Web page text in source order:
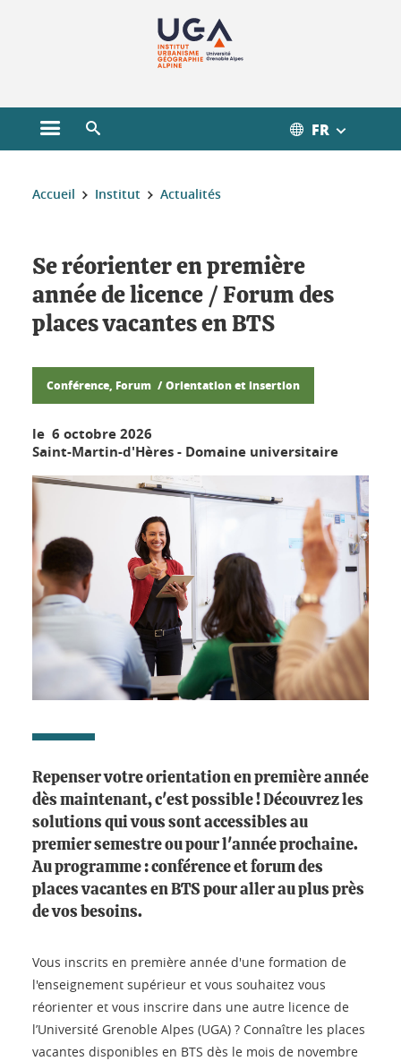
Ouvrir le menu principal FR
Vous êtes ici :
Accueil Institut Actualités
Se réorienter en première
année de licence / Forum des
places vacantes en BTS
Conférence, Forum Orientation et insertion
le 6 octobre 2026
Saint-Martin-d'Hères - Domaine universitaire
Repenser votre orientation en première année
dès maintenant, c'est possible ! Découvrez les
solutions qui vous sont accessibles au
premier semestre ou pour l'année prochaine.
Au programme : conférence et forum des
places vacantes en BTS pour aller au plus près
de vos besoins.
Vous inscrits en première année d'une formation de
l'enseignement supérieur et vous souhaitez vous
réorienter et vous inscrire dans une autre licence de
l’Université Grenoble Alpes (UGA) ? Connaître les places
vacantes disponibles en BTS dès le mois de novembre